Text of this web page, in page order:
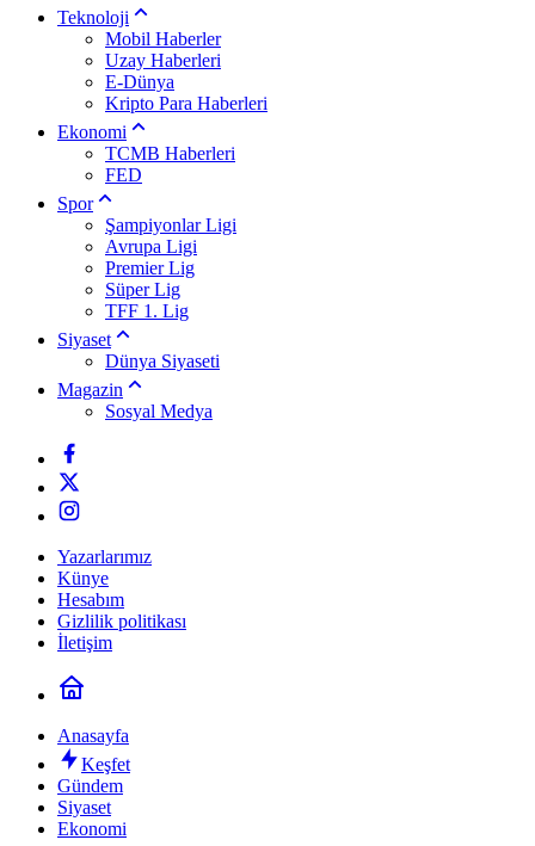
Teknoloji
Mobil Haberler
Uzay Haberleri
E-Dünya
Kripto Para Haberleri
Ekonomi
TCMB Haberleri
FED
Spor
Şampiyonlar Ligi
Avrupa Ligi
Premier Lig
Süper Lig
TFF 1. Lig
Siyaset
Dünya Siyaseti
Magazin
Sosyal Medya
Yazarlarımız
Künye
Hesabım
Gizlilik politikası
İletişim
Anasayfa
Keşfet
Gündem
Siyaset
Ekonomi